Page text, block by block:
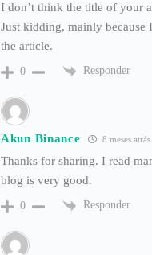
I don’t think the title of your
Just kidding, mainly because
the article.
0 Responder
Akun Binance 8 meses atrás
Thanks for sharing. I read
blog is very good.
0 Responder